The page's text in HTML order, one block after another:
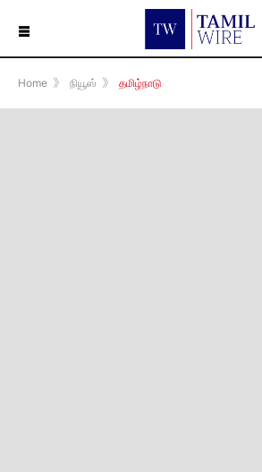
☰
Home 》 நியூஸ் 》 தமிழ்நாடு